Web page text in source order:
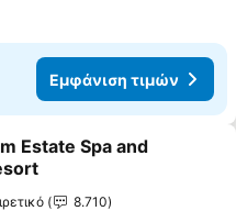
Εμφάνιση τιμών
στα αγαπημένα
Estate Spa and
τιμών 8.710